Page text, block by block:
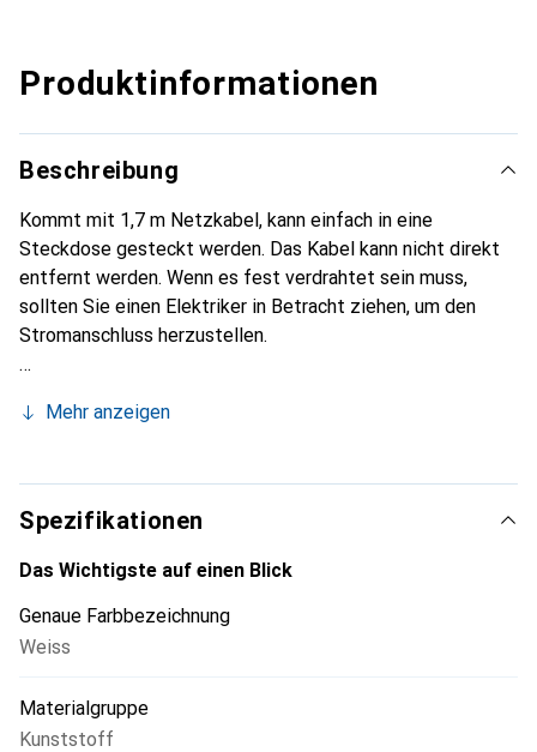
Produktinformationen
Beschreibung
Kommt mit 1,7 m Netzkabel, kann einfach in eine
Steckdose gesteckt werden. Das Kabel kann nicht direkt
entfernt werden. Wenn es fest verdrahtet sein muss,
sollten Sie einen Elektriker in Betracht ziehen, um den
Stromanschluss herzustellen.
Mehr anzeigen
Spezifikationen
Das Wichtigste auf einen Blick
Genaue Farbbezeichnung
Weiss
Materialgruppe
Kunststoff